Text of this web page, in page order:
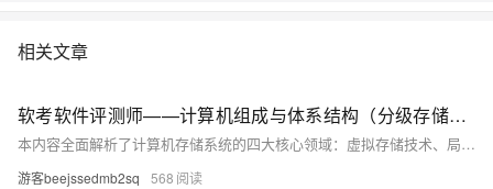
相关文章
软考软件评测师——计算机组成与体系结构（分级存储架构）
本内容全面解析了计算机存储系统的四大核心领域：虚拟存储技术、局部性原理、分级存储体系架构及存储器类型。虚拟存储通过软硬件协同扩展内存，支持动态加载与地址转换；局部性原理揭示程序运行特性，指导缓存设计优化；分级存储架构从寄存器到外存逐级扩展，平衡速度、容量与成本；存储器类型按寻址和访问方式分类，并介绍新型存储技术。最后探讨了存储系统未来优化趋势，如异构集成、智能预取和近存储计算等，为突破性能瓶颈提供了新方向。
游客beejssedmb2sq 568